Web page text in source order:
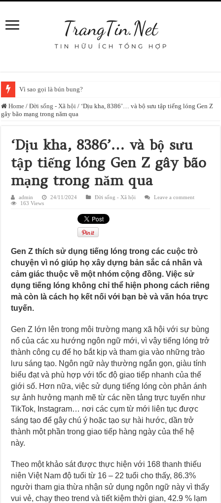
Vì sao gọi là bún bung?
Home / Đời sống - Xã hội / ‘Dịu kha, 8386’… và bộ sưu tập tiếng lóng Gen Z
gây bão mạng trong năm qua
‘Dịu kha, 8386’… và bộ sưu
tập tiếng lóng Gen Z gây bão
mạng trong năm qua
admin 24/11/2024 Đời sống - Xã hội
Leave a comment
163 Views
Gen Z thích sử dụng tiếng lóng trong các cuộc trò
chuyện vì nó giúp họ xây dựng bản sắc cá nhân và
cảm giác thuộc về một nhóm cộng đồng. Việc sử
dụng tiếng lóng không chỉ thể hiện phong cách riêng
mà còn là cách họ kết nối với bạn bè và văn hóa trực
tuyến.
Gen Z lớn lên trong môi trường mạng xã hội với sự bùng
nổ của các xu hướng ngôn ngữ mới, vì vậy tiếng lóng trở
thành công cụ để họ bắt kịp và tham gia vào những trào
lưu sáng tạo. Ngôn ngữ này thường ngắn gọn, giàu tính
biểu đạt và phù hợp với tốc độ giao tiếp nhanh của thế
giới số. Hơn nữa, việc sử dụng tiếng lóng còn phản ánh
sự ảnh hưởng mạnh mẽ từ các nền tảng trực tuyến như
TikTok, Instagram… nơi các cụm từ mới liên tục được
sáng tạo để gây chú ý hoặc tạo sự hài hước, dần trở
thành một phần trong giao tiếp hàng ngày của thế hệ
này.
Theo một khảo sát được thực hiện với 168 thanh thiếu
niên Việt Nam độ tuổi từ 16 – 22 tuổi cho thấy, 86.3%
người tham gia thừa nhận sử dụng ngôn ngữ này vì thấy
vui vẻ, chạy theo trend và tiết kiệm thời gian, 42.9 % lạm